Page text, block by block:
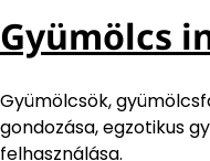
Gyümölcs
Gyümölcsök,
gondozása, egzotikus
felhasználása.